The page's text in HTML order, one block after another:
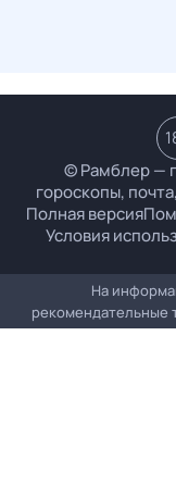
© Рамблер —
гороскопы,
Полная версия
Условия
На
рекомендательные